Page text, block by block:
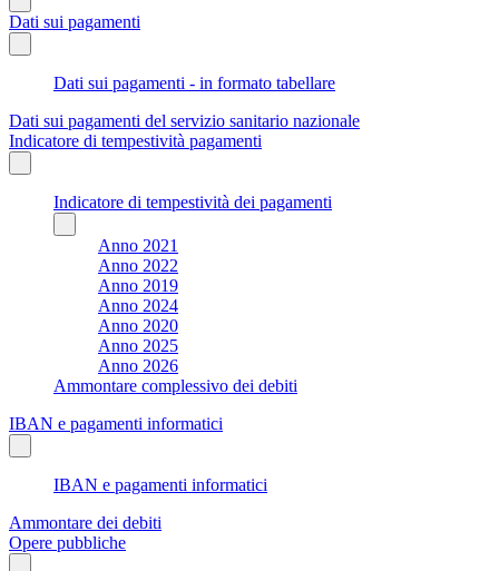
Dati sui pagamenti
Dati sui pagamenti - in formato tabellare
Dati sui pagamenti del servizio sanitario nazionale
Indicatore di tempestività pagamenti
Indicatore di tempestività dei pagamenti
Anno 2021
Anno 2022
Anno 2019
Anno 2024
Anno 2020
Anno 2025
Anno 2026
Ammontare complessivo dei debiti
IBAN e pagamenti informatici
IBAN e pagamenti informatici
Ammontare dei debiti
Opere pubbliche